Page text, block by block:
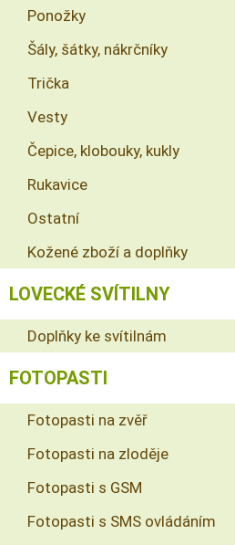
Ponožky
Šály, šátky, nákrčníky
Trička
Vesty
Čepice, klobouky, kukly
Rukavice
Ostatní
Kožené zboží a doplňky
LOVECKÉ SVÍTILNY
Doplňky ke svítilnám
FOTOPASTI
Fotopasti na zvěř
Fotopasti na zloděje
Fotopasti s GSM
Fotopasti s SMS ovládáním